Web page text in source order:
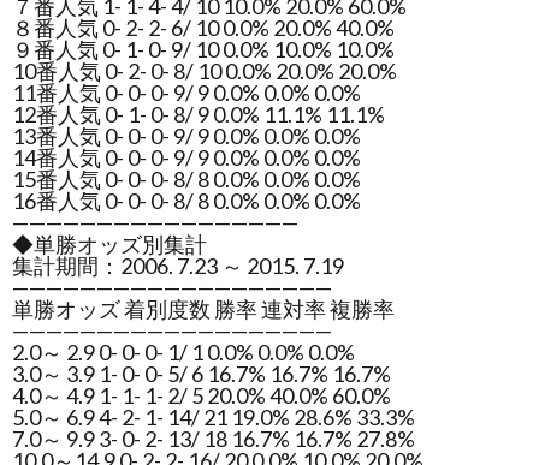
７番人気 1- 1- 4- 4/ 10 10.0% 20.0% 60.0%
８番人気 0- 2- 2- 6/ 10 0.0% 20.0% 40.0%
９番人気 0- 1- 0- 9/ 10 0.0% 10.0% 10.0%
10番人気 0- 2- 0- 8/ 10 0.0% 20.0% 20.0%
11番人気 0- 0- 0- 9/ 9 0.0% 0.0% 0.0%
12番人気 0- 1- 0- 8/ 9 0.0% 11.1% 11.1%
13番人気 0- 0- 0- 9/ 9 0.0% 0.0% 0.0%
14番人気 0- 0- 0- 9/ 9 0.0% 0.0% 0.0%
15番人気 0- 0- 0- 8/ 8 0.0% 0.0% 0.0%
16番人気 0- 0- 0- 8/ 8 0.0% 0.0% 0.0%
—————————————————
◆単勝オッズ別集計
集計期間：2006. 7.23 ～ 2015. 7.19
———————————————————
単勝オッズ 着別度数 勝率 連対率 複勝率
———————————————————
2.0～ 2.9 0- 0- 0- 1/ 1 0.0% 0.0% 0.0%
3.0～ 3.9 1- 0- 0- 5/ 6 16.7% 16.7% 16.7%
4.0～ 4.9 1- 1- 1- 2/ 5 20.0% 40.0% 60.0%
5.0～ 6.9 4- 2- 1- 14/ 21 19.0% 28.6% 33.3%
7.0～ 9.9 3- 0- 2- 13/ 18 16.7% 16.7% 27.8%